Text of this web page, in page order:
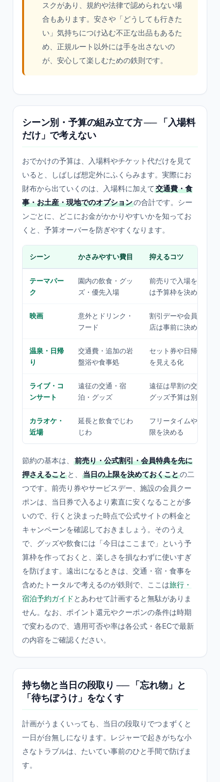
スクがあり、規約や法律で認められない場
合もあります。安さや「どうしても行きた
い」気持ちにつけ込む不正な出品もあるた
め、正規ルート以外には手を出さないの
が、安心して楽しむための鉄則です。
シーン別・予算の組み立て方 ── 「入場料
だけ」で考えない
おでかけの予算は、入場料やチケット代だけを見て
いると、しばしば想定外にふくらみます。実際にお
財布から出ていくのは、入場料に加えて 交通費・食
事・お土産・現地でのオプションの合計です。シー
ンごとに、どこにお金がかかりやすいかを知ってお
くと、予算オーバーを防ぎやすくなります。
シーン かさみやすい費目 抑えるコツ
テーマパー
ク
園内の飲食・グッ
ズ・優先入場
前売りで入場を確保し
は予算枠を決めておく
映画
意外とドリンク・
フード
割引デーや会員価格を
店は事前に決め打ち
温泉・日帰
り
交通費・追加の岩
盤浴や食事処
セット券や日帰りパ
を見える化
ライブ・コ
ンサート
遠征の交通・宿
泊・グッズ
遠征は早割の交通・宿
グッズ予算は別枠で
カラオケ・
近場
延長と飲食でじわ
じわ
フリータイムや時間
限を決める
節約の基本は、
前売り・公式割引・会員特典を先に
押さえること と、 当日の上限を決めておくことの二
つです。前売り券やサービスデー、施設の会員クー
ポンは、当日券で入るより素直に安くなることが多
いので、行くと決まった時点で公式サイトの料金と
キャンペーンを確認しておきましょう。そのうえ
で、グッズや飲食には「今日はここまで」という予
算枠を作っておくと、楽しさを損なわずに使いすぎ
を防げます。遠出になるときは、交通・宿・食事を
含めたトータルで考えるのが鉄則で、ここは旅行・
宿泊予約ガイド とあわせて計画すると無駄がありま
せん。なお、ポイント還元やクーポンの条件は時期
で変わるので、適用可否や率は各公式・各ECで最新
の内容をご確認ください。
持ち物と当日の段取り ── 「忘れ物」と
「待ちぼうけ」をなくす
計画がうまくいっても、当日の段取りでつまずくと
一日が台無しになります。レジャーで起きがちな小
さなトラブルは、たいてい事前のひと手間で防げま
す。